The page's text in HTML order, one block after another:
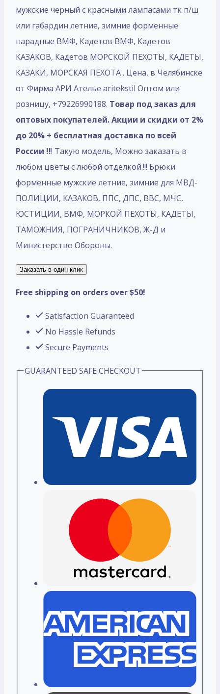
мужские черный с красными лампасами тк п/ш
или габардин летние, зимние форменные
парадные ВМФ, Кадетов ВМФ, Кадетов
КАЗАКОВ, Кадетов МОРСКОЙ ПЕХОТЫ, КАДЕТЫ,
КАЗАКИ, МОРСКАЯ ПЕХОТА . Цена, в Челябинске
от Фирма АРИ Ателье aritekstil Оптом или
розницу, +79226990188. Товар под заказ для
оптовых покупателей. Акции и скидки от 2%
до 20% + бесплатная доставка по всей
России !!! Такую модель, Mожно заказать в
любом цветы с любой отделкой.!!! Брюки
форменные мужские летние, зимние для МВД-
ПОЛИЦИИ, КАЗАКОВ, ППС, ДПС, ВВС, МЧС,
ЮСТИЦИИ, ВМФ, МОРКОЙ ПЕХОТЫ, КАДЕТЫ,
ТАМОЖНИЯ, ПОГРАНИЧНИКОВ, Ж-Д и
Министерство Обороны.
Заказать в один клик
Free shipping on orders over $50!
Satisfaction Guaranteed
No Hassle Refunds
Secure Payments
GUARANTEED SAFE CHECKOUT